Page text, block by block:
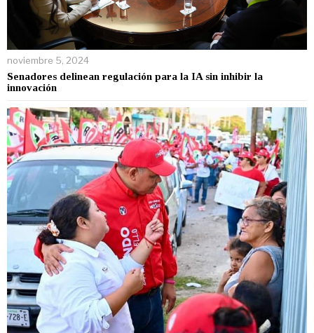
noviembre 5, 2024
Senadores delinean regulación para la IA sin inhibir la
innovación